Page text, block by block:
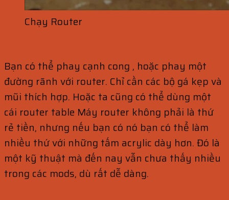
Chạy Router
Bạn có thể phay cạnh cong , hoặc phay một
đường rãnh với router. Chỉ cần các bộ gá kẹp và
mũi thích hợp. Hoặc ta cũng có thể dùng một
cái router table Máy router không phải là thứ
rẻ tiền, nhưng nếu bạn có nó bạn có thể làm
nhiều thứ với những tấm acrylic dày hơn. Đó là
một kỹ thuật mà đến nay vẫn chưa thấy nhiều
trong các mods, dù rất dễ dàng.